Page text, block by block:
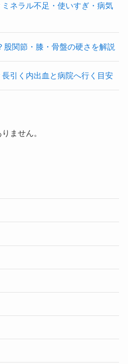
ネラル不足・使いすぎ・病気
股関節・膝・骨盤の硬さを解説
引く内出血と病院へ行く目安
ません。